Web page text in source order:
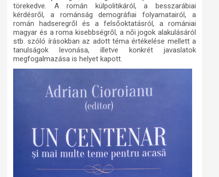
törekedve. A román külpolitikáról, a besszarábiai
kérdésről, a románság demográfiai folyamatairól, a
román hadseregről és a felsőoktatásról, a romániai
magyar és a roma kisebbségről, a női jogok alakulásáról
stb. szóló írásokban az adott téma értékelése mellett a
tanulságok levonása, illetve konkrét javaslatok
megfogalmazása is helyet kapott.